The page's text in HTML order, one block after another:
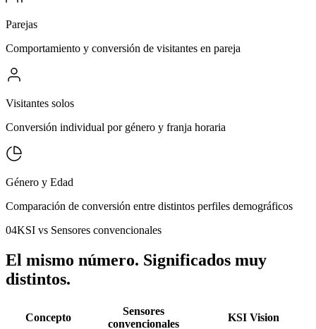
Parejas
Comportamiento y conversión de visitantes en pareja
Visitantes solos
Conversión individual por género y franja horaria
Género y Edad
Comparación de conversión entre distintos perfiles demográficos
04KSI vs Sensores convencionales
El mismo número. Significados muy
distintos.
Concepto
Sensores
convencionales
KSI Vision